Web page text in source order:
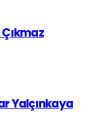
Yalçınkaya